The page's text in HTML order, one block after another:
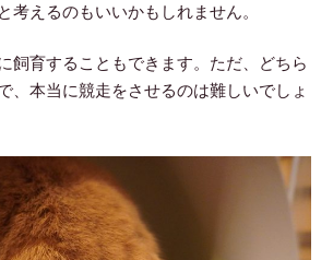
考えるのもいいかもしれません。
飼育することもできます。ただ、どちら
、本当に競走をさせるのは難しいでしょ